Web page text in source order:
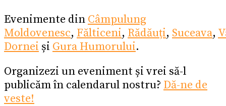
Evenimente din Câmpulung
Moldovenesc, Fălticeni, Rădăuți, Suceava,
Dornei și Gura Humorului.
Organizezi un eveniment și vrei să-l
publicăm în calendarul nostru? Dă-ne de
veste!